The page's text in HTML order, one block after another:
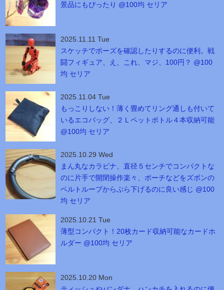
景品にもぴったり @100均 セリア
2025.11.11 Tue
スケッチでポーズを確認したりするのに便利。戦
闘フィギュア、え、これ、マジ、100円？ @100
均 セリア
2025.11.04 Tue
もっこりしない！薄く畳めてリング通しも付いて
いるエコバッグ、２Ｌペットボトル４本収納可能
@100均 セリア
2025.10.29 Wed
まん丸なカラビナ、直径５センチでコンパクトな
のに片手で開閉操作楽々、ポーチなどをズボンの
ベルトループからぶら下げるのに良い感じ @100
均 セリア
2025.10.21 Tue
薄型コンパクト！20枚カード収納可能なカードホ
ルダー @100均 セリア
2025.10.20 Mon